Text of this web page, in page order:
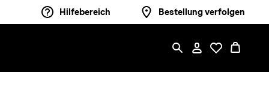
Hilfebereich Bestellung verfolgen